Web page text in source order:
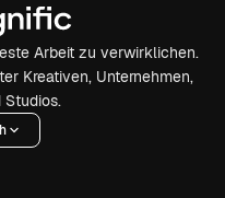
Arbeit zu verwirklichen.
Kreativen, Unternehmen,
Studios.